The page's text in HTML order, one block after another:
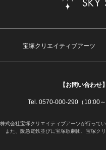
宝塚クリエイティブアーツ
【お問い合わせ】
Tel. 0570-000-290（10:00
式会社宝塚クリエイティブアーツが行って
また、阪急電鉄並びに宝塚歌劇団、宝塚ク